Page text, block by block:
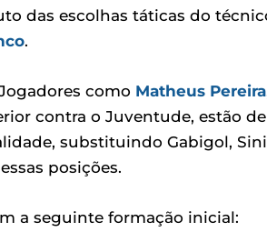
das escolhas táticas do
.
como Matheus Pereira
contra o Juventude, estão
substituindo Gabigol,
posições.
a seguinte formação inicial: